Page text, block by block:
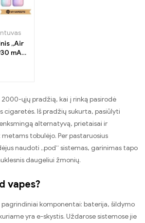
„Air
mAh
丨
2000-ųjų pradžią, kai į rinką pasirodė
cigaretės. Iš pradžių sukurta, pasiūlyti
alternatyvą, prietaisai ir
tobulėjo. Per pastaruosius
naudoti „pod“ sistemas, garinimas tapo
daugeliui žmonių.
vapes?
pagrindiniai komponentai: baterija, šildymo
yra e-skystis. Uždarose sistemose jie